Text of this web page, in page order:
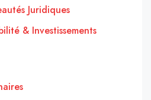
Juridiques
& Investissements